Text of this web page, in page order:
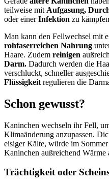
teilweise mit Aufgasung,
oder einerInfektion zu
Man kann den Fellwechsel mit
rohfaserreichen Nahrung
Haare. Zudem reinigen
Darm. Dadurch werden die
verschluckt, schneller
Flüssigkeit regulieren die
Schon gewusst?
Kaninchen wechseln ihr Fell,
Klimaänderung anzupassen.
eisiger Kälte, würde im
Kaninchen außreichend Wärme
Trächtigkeit oder